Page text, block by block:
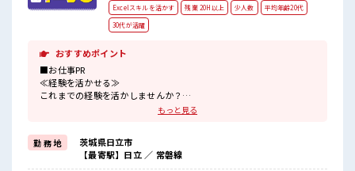
Excelスキルを活かす
残業 20H以上 少人数
平均年齢20代
30代が活躍
おすすめポイント
■お仕事PR
≪経験を活かせる≫
これまでの経験を活かしませんか？
≪稼ぎたい人向け≫
高収入を希望される方にオススメ。
残業は月20時間以上あります♪
もっと見る
勤 務 地
茨城県日立市
【最寄駅】日立 ／ 常磐線